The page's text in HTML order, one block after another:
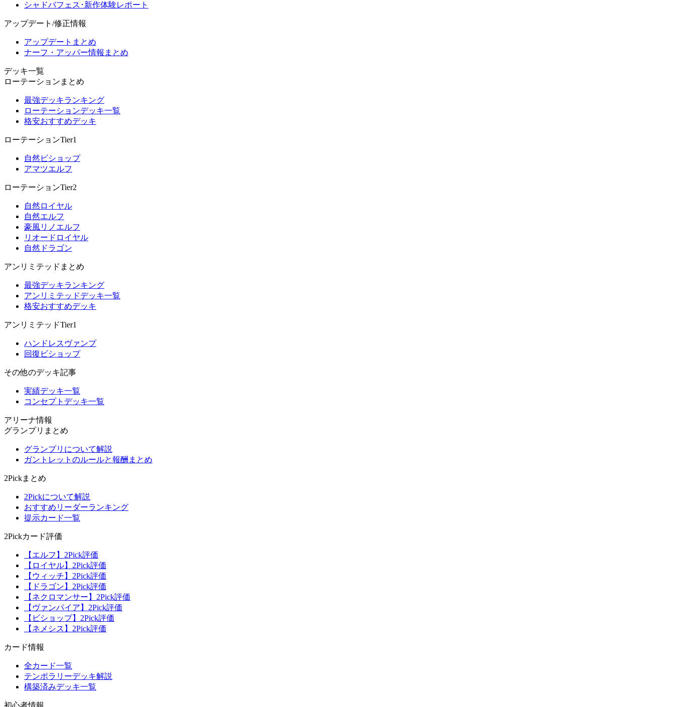
シャドバフェス･新作体験レポート
アップデート/修正情報
アップデートまとめ
ナーフ・アッパー情報まとめ
デッキ一覧
ローテーションまとめ
最強デッキランキング
ローテーションデッキ一覧
格安おすすめデッキ
ローテーションTier1
自然ビショップ
アマツエルフ
ローテーションTier2
自然ロイヤル
自然エルフ
豪風リノエルフ
リオードロイヤル
自然ドラゴン
アンリミテッドまとめ
最強デッキランキング
アンリミテッドデッキ一覧
格安おすすめデッキ
アンリミテッドTier1
ハンドレスヴァンプ
回復ビショップ
その他のデッキ記事
実績デッキ一覧
コンセプトデッキ一覧
アリーナ情報
グランプリまとめ
グランプリについて解説
ガントレットのルールと報酬まとめ
2Pickまとめ
2Pickについて解説
おすすめリーダーランキング
提示カード一覧
2Pickカード評価
【エルフ】2Pick評価
【ロイヤル】2Pick評価
【ウィッチ】2Pick評価
【ドラゴン】2Pick評価
【ネクロマンサー】2Pick評価
【ヴァンパイア】2Pick評価
【ビショップ】2Pick評価
【ネメシス】2Pick評価
カード情報
全カード一覧
テンポラリーデッキ解説
構築済みデッキ一覧
初心者情報